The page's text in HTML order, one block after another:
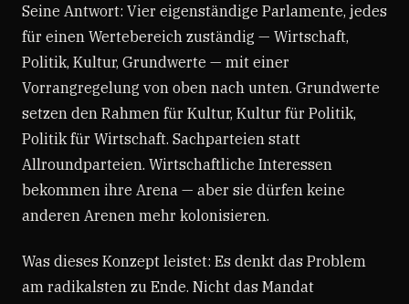
Seine Antwort: Vier eigenständige Parlamente, jedes
für einen Wertebereich zuständig — Wirtschaft,
Politik, Kultur, Grundwerte — mit einer
Vorrangregelung von oben nach unten. Grundwerte
setzen den Rahmen für Kultur, Kultur für Politik,
Politik für Wirtschaft. Sachparteien statt
Allroundparteien. Wirtschaftliche Interessen
bekommen ihre Arena — aber sie dürfen keine
anderen Arenen mehr kolonisieren.
Was dieses Konzept leistet: Es denkt das Problem
am radikalsten zu Ende. Nicht das Mandat